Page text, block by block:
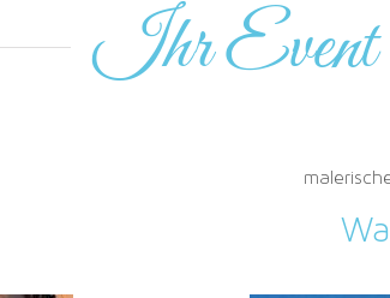
Ihr Event